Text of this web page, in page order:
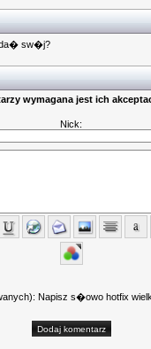
sw�j?
wymagana jest ich
Nick:
Napisz s�owo hotfix